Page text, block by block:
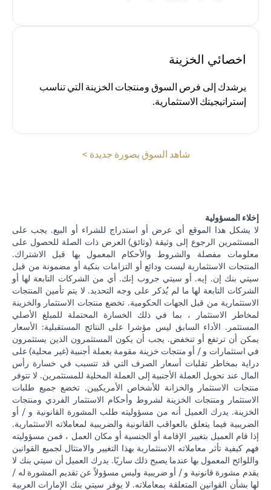
اخصائي الخزينة
يرشدك إلى فرص السوق ومنتجات الخزينة التي تناسب
إستراتيجيتك الاستثمارية.
شاهد السوق بصورة جديدة >
إخلاء المسؤولية
لا يشكل هذا الموقع أي عرض أو استدراج للشراء أو البيع. يجب على
المستثمرين الرجوع إلى وثيقة (وثائق) العرض ذات الصلة للحصول على
معلومات مفصلة والشروط والأحكام المعمول بها قبل الاشتراك.
المنتجات الاستثمارية ليست ودائع أو التزامات بنكية أو مضمونة من قبل
سيتي بنك إن. إيه. أو سيتي جروب إنك. أي من الشركات التابعة لها أو
الشركات التابعة لها ما لم يُذكر على وجه التحديد. لا يتم تأمين المنتجات
الاستثمارية من قبل الجهات الحكومية. تخضع منتجات الاستثمار والخزينة
لمخاطر الاستثمار ، بما في ذلك الخسارة المحتملة للمبلغ الأصلي
المستثمر. الأداء السابق ليس مؤشرا على النتائج المستقبلية: الأسعار
يمكن أن ترتفع أو تنخفض. يجب أن يكون المستثمرون الذين يستثمرون
في استثمارات و / أو منتجات خزينة مقومة بعملة أجنبية (غير محلية) على
دراية بمخاطر تقلبات أسعار الصرف التي قد تتسبب في خسارة رأس
المال عند تحويل العملة الأجنبية إلى العملة المحلية للمستثمرين. لا تتوفر
منتجات الاستثمار والخزانة للأشخاص الأمريكيين. تخضع جميع طلبات
الاستثمار ومنتجات الخزينة لشروط وأحكام الاستثمار الفردي ومنتجات
الخزينة. يدرك العميل أنه من مسؤوليته طلب المشورة القانونية و / أو
الضريبية فيما يتعلق بالعواقب القانونية والضريبية لمعاملاته الاستثمارية.
إذا قام العميل بتغيير الإقامة أو الجنسية أو مكان العمل ، فمن مسؤوليته
فهم كيفية تأثر معاملاته الاستثمارية بهذا التغيير والامتثال لجميع القوانين
واللوائح المعمول بها عندما يصبح ذلك ساريًا. يدرك العميل أن سيتي بنك لا
يقدم مشورة قانونية و / أو ضريبية وليس مسؤولاً عن تقديم المشورة له /
لها بشأن القوانين المتعلقة بمعاملاته. لا يوفر سيتي بنك الإمارات العربية